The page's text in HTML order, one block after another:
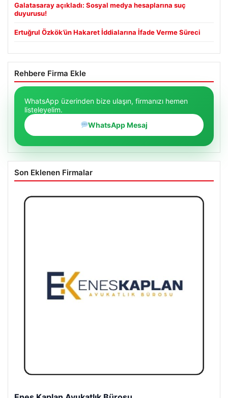
Galatasaray açıkladı: Sosyal medya hesaplarına suç
duyurusu!
Ertuğrul Özkök’ün Hakaret İddialarına İfade Verme Süreci
Rehbere Firma Ekle
WhatsApp üzerinden bize ulaşın, firmanızı hemen
listeleyelim.
WhatsApp Mesaj
Son Eklenen Firmalar